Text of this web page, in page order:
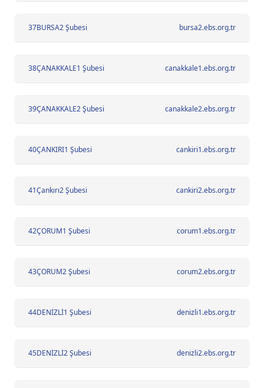
37BURSA2 Şubesi bursa2.ebs.org.tr
38ÇANAKKALE1 Şubesi canakkale1.ebs.org.tr
39ÇANAKKALE2 Şubesi canakkale2.ebs.org.tr
40ÇANKIRI1 Şubesi cankiri1.ebs.org.tr
41Çankırı2 Şubesi cankiri2.ebs.org.tr
42ÇORUM1 Şubesi corum1.ebs.org.tr
43ÇORUM2 Şubesi corum2.ebs.org.tr
44DENİZLİ1 Şubesi denizli1.ebs.org.tr
45DENİZLİ2 Şubesi denizli2.ebs.org.tr